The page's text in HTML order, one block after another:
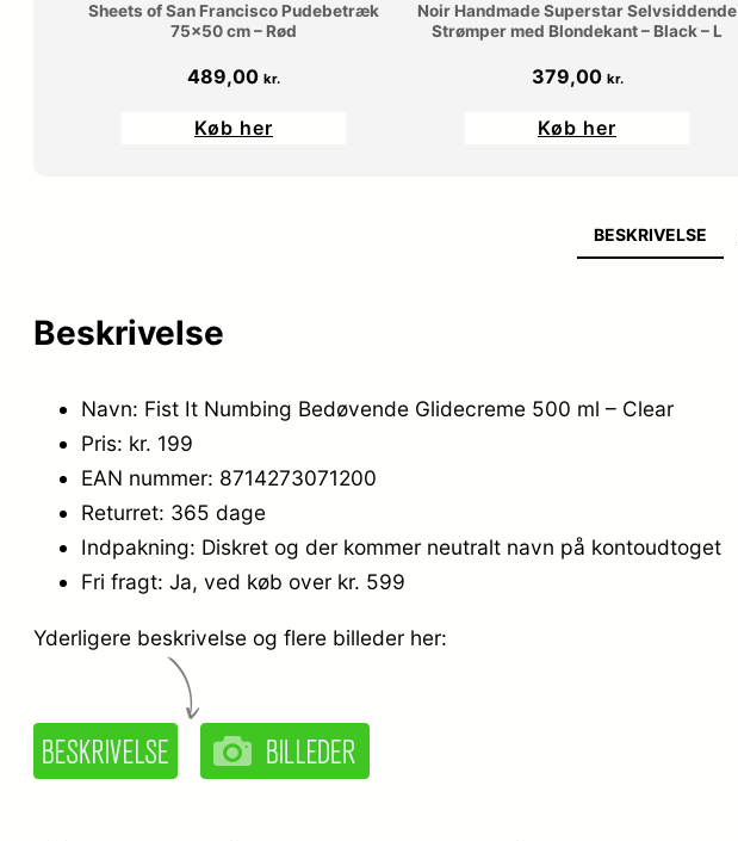
Sheets of San Francisco Pudebetræk
75×50 cm – Rød
489,00 kr.
Køb her
Noir Handmade Superstar Selvsiddende
Strømper med Blondekant – Black – L
379,00 kr.
Køb her
BESKRIVELSE
Beskrivelse
Navn: Fist It Numbing Bedøvende Glidecreme 500 ml – Clear
Pris: kr. 199
EAN nummer: 8714273071200
Returret: 365 dage
Indpakning: Diskret og der kommer neutralt navn på kontoudtoget
Fri fragt: Ja, ved køb over kr. 599
Yderligere beskrivelse og flere billeder her: